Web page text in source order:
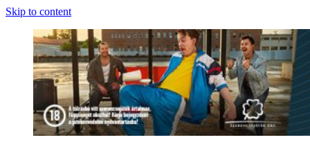
Skip to content